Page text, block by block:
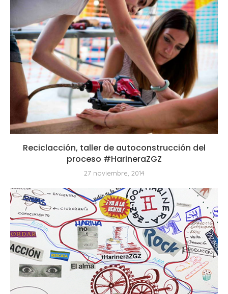
Reciclacción, taller de autoconstrucción del
proceso #HarineraZGZ
27 noviembre, 2014